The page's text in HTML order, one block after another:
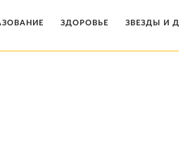
ЗДОРОВЬЕ ЗВЕЗДЫ И